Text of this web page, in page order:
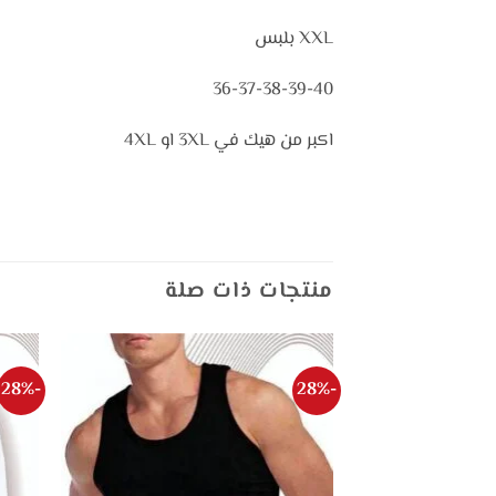
XXL بلبس
36-37-38-39-40
اكبر من هيك في 3XL او 4XL
منتجات ذات صلة
-28%
-28%